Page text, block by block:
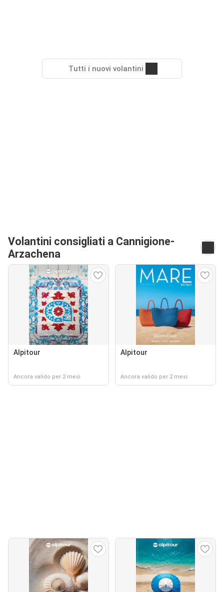
Tutti i nuovi volantini
Volantini consigliati a Cannigione-
Arzachena
Alpitour
Ancora valido per 2 mesi
Alpitour
Ancora valido per 2 mesi